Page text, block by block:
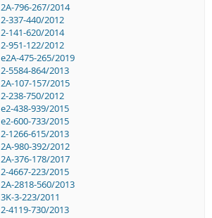
2A-796-267/2014
2-337-440/2012
2-141-620/2014
2-951-122/2012
e2A-475-265/2019
2-5584-864/2013
2A-107-157/2015
2-238-750/2012
e2-438-939/2015
e2-600-733/2015
2-1266-615/2013
2A-980-392/2012
2A-376-178/2017
2-4667-223/2015
2A-2818-560/2013
3K-3-223/2011
2-4119-730/2013